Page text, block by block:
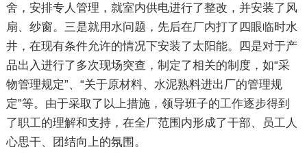
舍，安排专人管理，就室内供电进行了整改，并安装了风
扇、纱窗。三是就用水问题，先后在厂内打了四眼临时水
井，在现有条件允许的情况下安装了太阳能。四是对于产
品出入进行了多次现场突查，制定了相关的制度，如“采
物管理规定”、“关于原材料、水泥熟料进出厂的管理规
定”等。由于采取了以上措施，领导班子的工作逐步得到
了职工的理解和支持，在全厂范围内形成了干部、员工人
心思干、团结向上的氛围。